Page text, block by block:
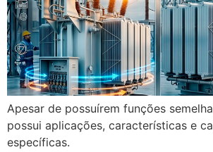
Apesar de possuírem funções
possui aplicações, características e
específicas.